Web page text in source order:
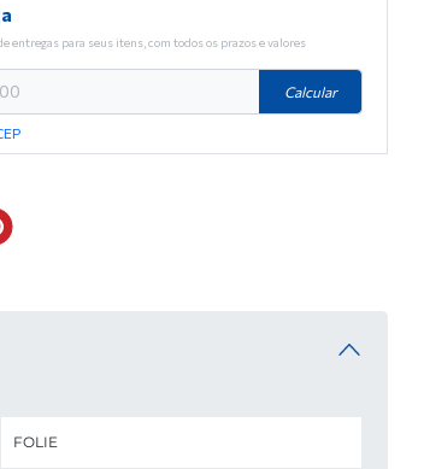
entregas para seus itens, com todos os prazos e valores
Calcular
FOLIE